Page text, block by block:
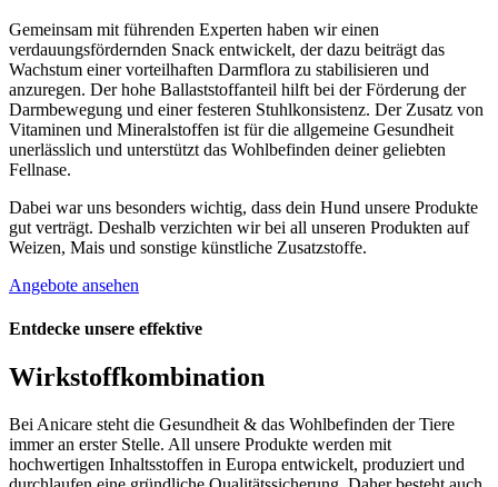
Gemeinsam mit führenden Experten haben wir einen
verdauungsfördernden Snack entwickelt, der dazu beiträgt das
Wachstum einer vorteilhaften Darmflora zu stabilisieren und
anzuregen. Der hohe Ballaststoffanteil hilft bei der Förderung der
Darmbewegung und einer festeren Stuhlkonsistenz. Der Zusatz von
Vitaminen und Mineralstoffen ist für die allgemeine Gesundheit
unerlässlich und unterstützt das Wohlbefinden deiner geliebten
Fellnase.
Dabei war uns besonders wichtig, dass dein Hund unsere Produkte
gut verträgt. Deshalb verzichten wir bei all unseren Produkten auf
Weizen, Mais und sonstige künstliche Zusatzstoffe.
Angebote ansehen
Entdecke unsere effektive
Wirkstoffkombination
Bei Anicare steht die Gesundheit & das Wohlbefinden der Tiere
immer an erster Stelle. All unsere Produkte werden mit
hochwertigen Inhaltsstoffen in Europa entwickelt, produziert und